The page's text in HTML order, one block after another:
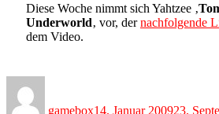
Diese Woche nimmt sich Yahtzee ‚
Underworld‚ vor, dernachfolgende
dem Video.
gamebox14. Januar 200923.